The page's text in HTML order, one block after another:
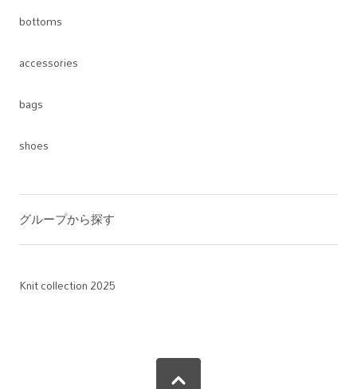
bottoms
accessories
bags
shoes
グループから探す
Knit collection 2025